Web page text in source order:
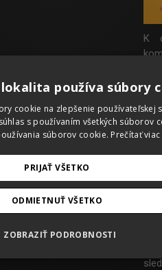
K
používa súbory
cookie na zlepšenie používateľskej
s používaním všetkých súborov
súborov cookie. Prečítať viac
PRIJAŤ VŠETKO
ODMIETNUŤ VŠETKO
ZOBRAZIŤ PODROBNOSTI